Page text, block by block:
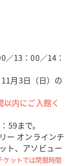
／13：00／14：
月3日（日）の
内にご入館く
59まで。
ー オンラインチ
ト、アソビュー
ットでは閉館時間